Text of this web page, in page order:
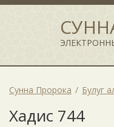
Сунна Пророка Булуг
Хадис 744